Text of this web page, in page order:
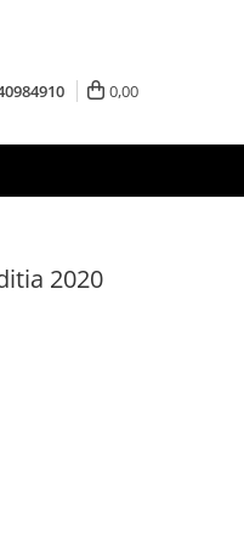
0,00
2020